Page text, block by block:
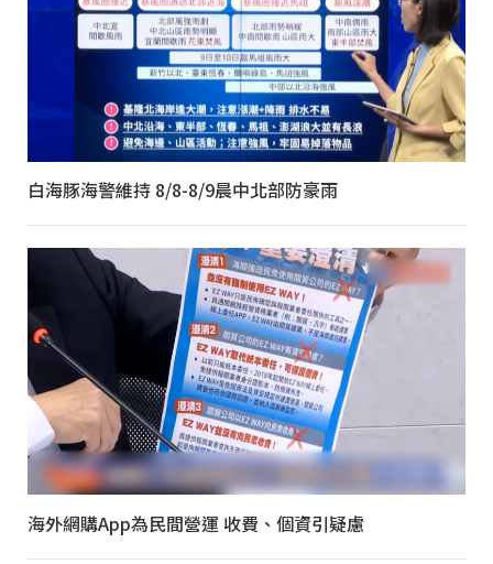
白海豚海警維持 8/8-8/9晨中北部防豪雨
海外網購App為民間營運 收費、個資引疑慮